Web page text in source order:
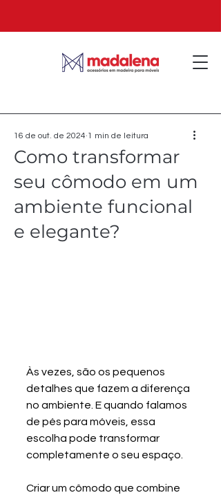
Como transformar
seu cômodo em um
ambiente funcional
e elegante?
16 de out. de 2024 1 min de leitura
Às vezes, são os pequenos
detalhes que fazem a diferença
no ambiente. E quando falamos
de pés para móveis, essa
escolha pode transformar
completamente o seu espaço.
Criar um cômodo que combine